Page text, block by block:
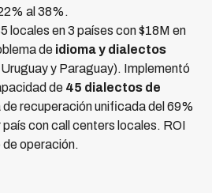
al 38%.
locales en 3 países con $18M en
de idioma y dialectos
y Paraguay). Implementó
de 45 dialectos de
recuperación unificada del 69%
con call centers locales. ROI
operación.